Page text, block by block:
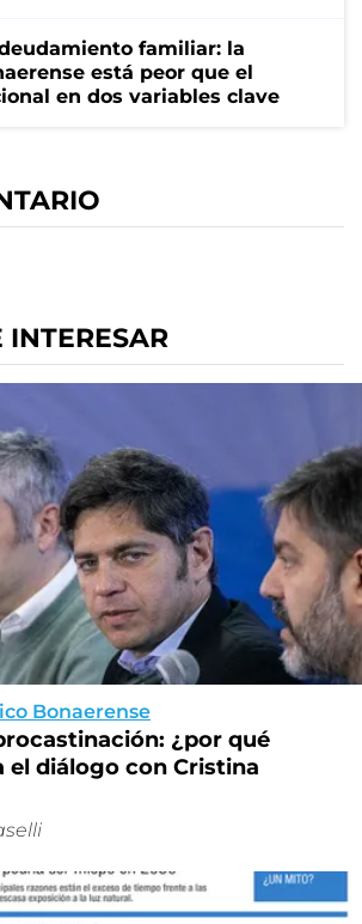
familiar: la
está peor que el
en dos variables clave
INTERESAR
Bonaerense
¿por qué
el diálogo con Cristina